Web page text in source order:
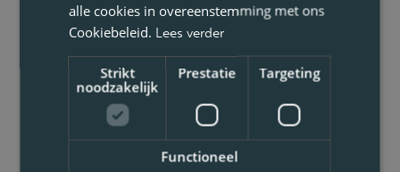
een vaste job zoekt met weinig stops,
nationale en soms internationale ritten?
Reageer dan snel.
alle cookies in overeenstemming met ons
Cookiebeleid. Lees verder
Strikt
noodzakelijk
Prestatie Targeting
Functioneel